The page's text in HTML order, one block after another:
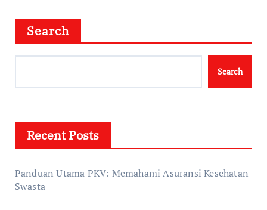
Search
Search
Recent Posts
Panduan Utama PKV: Memahami Asuransi Kesehatan
Swasta